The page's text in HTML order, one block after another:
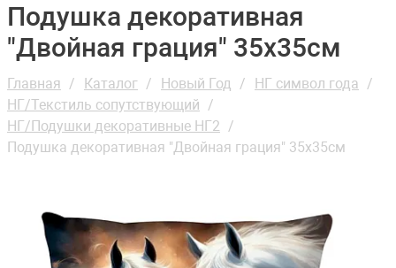
Подушка декоративная
"Двойная грация" 35х35см
Главная Каталог Новый Год
НГ символ года
НГ/Текстиль сопутствующий
НГ/Подушки декоративные НГ2
Подушка декоративная "Двойная грация" 35х35см